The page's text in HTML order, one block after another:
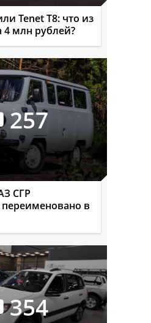
Tenet T8: что из
4 млн рублей?
257
СГР
в
354